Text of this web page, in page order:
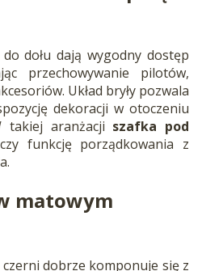
dołu dają wygodny dostęp
przechowywanie pilotów,
Układ bryły pozwala
dekoracji w otoczeniu
takiej aranżacji szafka pod
funkcję porządkowania z
matowym
dobrze komponuje się z